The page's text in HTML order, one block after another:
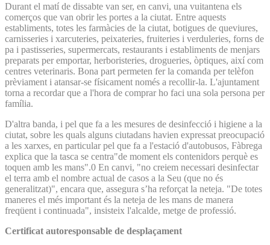
Durant el matí de dissabte van ser, en canvi, una vuitantena els
comerços que van obrir les portes a la ciutat. Entre aquests
establiments, totes les farmàcies de la ciutat, botigues de queviures,
carnisseries i xarcuteries, peixateries, fruiteries i verduleries, forns de
pa i pastisseries, supermercats, restaurants i establiments de menjars
preparats per emportar, herboristeries, drogueries, òptiques, així com
centres veterinaris. Bona part permeten fer la comanda per telèfon
prèviament i atansar-se físicament només a recollir-la. L'ajuntament
torna a recordar que a l'hora de comprar ho faci una sola persona per
família.
D'altra banda, i pel que fa a les mesures de desinfecció i higiene a la
ciutat, sobre les quals alguns ciutadans havien expressat preocupació
a les xarxes, en particular pel que fa a l'estació d'autobusos, Fàbrega
explica que la tasca se centra"de moment els contenidors perquè es
toquen amb les mans".0 En canvi, "no creiem necessari desinfectar
el terra amb el nombre actual de casos a la Seu (que no és
generalitzat)", encara que, assegura s’ha reforçat la neteja. "De totes
maneres el més important és la neteja de les mans de manera
freqüent i continuada", insisteix l'alcalde, metge de professió.
Certificat autoresponsable de desplaçament